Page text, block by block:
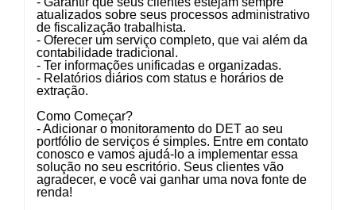
atualizados sobre seus processos administrativo
de fiscalização trabalhista.
- Oferecer um serviço completo, que vai além da
contabilidade tradicional.
- Ter informações unificadas e organizadas.
- Relatórios diários com status e horários de
extração.
Como Começar?
- Adicionar o monitoramento do DET ao seu
portfólio de serviços é simples. Entre em contato
conosco e vamos ajudá-lo a implementar essa
solução no seu escritório. Seus clientes vão
agradecer, e você vai ganhar uma nova fonte de
renda!